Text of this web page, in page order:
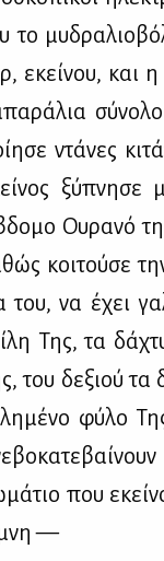
το
εκεί­νου, και
ντά­νες
ξύ­πνη­σε
Ου­ρα­νό
κοι­τού­σε
του, να έχει
Της, τα
του δε­ξιού
φύ­λο
που
—